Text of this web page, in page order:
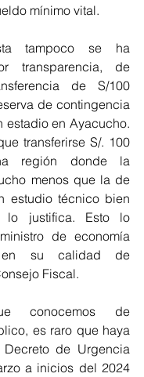
mínimo vital.
tampoco se ha
transparencia, de
de S/100
de contingencia
estadio en Ayacucho.
transferirse S/. 100
región donde la
menos que la de
estudio técnico bien
lo justifica. Esto lo
de economía
en su calidad de
Fiscal.
conocemos de
es raro que haya
de Urgencia
a inicios del 2024